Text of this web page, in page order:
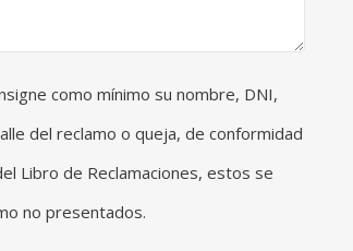
como mínimo su nombre, DNI,
del reclamo o queja, de conformidad
Libro de Reclamaciones, estos se
no presentados.